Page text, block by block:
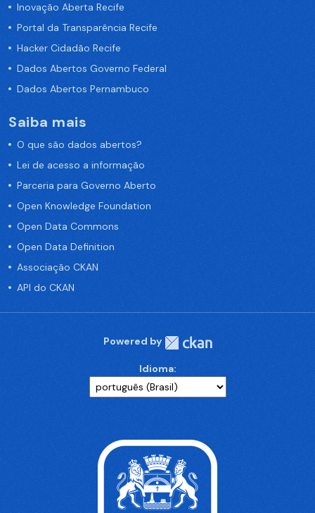
Inovação Aberta Recife
Portal da Transparência Recife
Hacker Cidadão Recife
Dados Abertos Governo Federal
Dados Abertos Pernambuco
Saiba mais
O que são dados abertos?
Lei de acesso a informação
Parceria para Governo Aberto
Open Knowledge Foundation
Open Data Commons
Open Data Definition
Associação CKAN
API do CKAN
Powered by
Idioma